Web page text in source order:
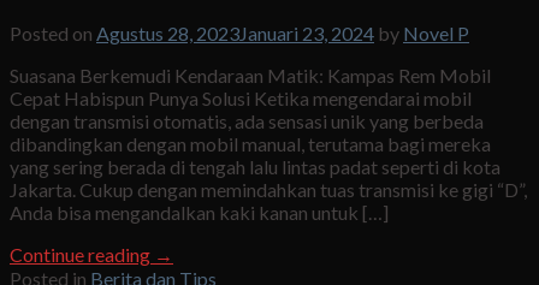
Posted on Agustus 28, 2023Januari 23, 2024 by Novel P
Suasana Berkemudi Kendaraan Matik: Kampas Rem Mobil
Cepat Habispun Punya Solusi Ketika mengendarai mobil
dengan transmisi otomatis, ada sensasi unik yang berbeda
dibandingkan dengan mobil manual, terutama bagi mereka
yang sering berada di tengah lalu lintas padat seperti di kota
Jakarta. Cukup dengan memindahkan tuas transmisi ke gigi “D”,
Anda bisa mengandalkan kaki kanan untuk […]
Continue reading →
Posted in Berita dan Tips